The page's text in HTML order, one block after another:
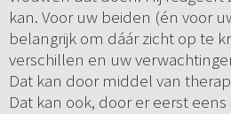
kan. Voor uw beiden (én voor
belangrijk om dáár zicht op te
verschillen en uw
Dat kan door middel van
Dat kan ook, door er eerst